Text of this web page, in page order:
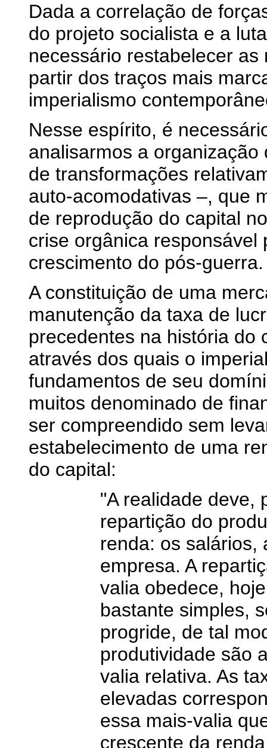
Dada a correlação de
do projeto socialista e a
necessário restabelecer
partir dos traços mais
imperialismo
Nesse espírito, é
analisarmos a
de transformações
auto-acomodativas –, que
de reprodução do capital
crise orgânica
crescimento do pós-guerra.
A constituição de uma
manutenção da taxa de
precedentes na história do
através dos quais o
fundamentos de seu
muitos denominado de
ser compreendido sem
estabelecimento de uma
do capital:
"A realidade deve,
repartição do
renda: os salários,
empresa. A
valia obedece,
bastante simples,
progride, de tal
produtividade são
valia relativa. As
elevadas
essa mais-valia
crescente da